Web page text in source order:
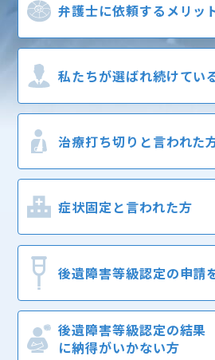
弁護士に依頼するメリッ
私たちが選ばれ続けてい
治療打ち切りと言われた
症状固定と言われた方
後遺障害等級認定の申請
後遺障害等級認定の結果
に納得がいかない方